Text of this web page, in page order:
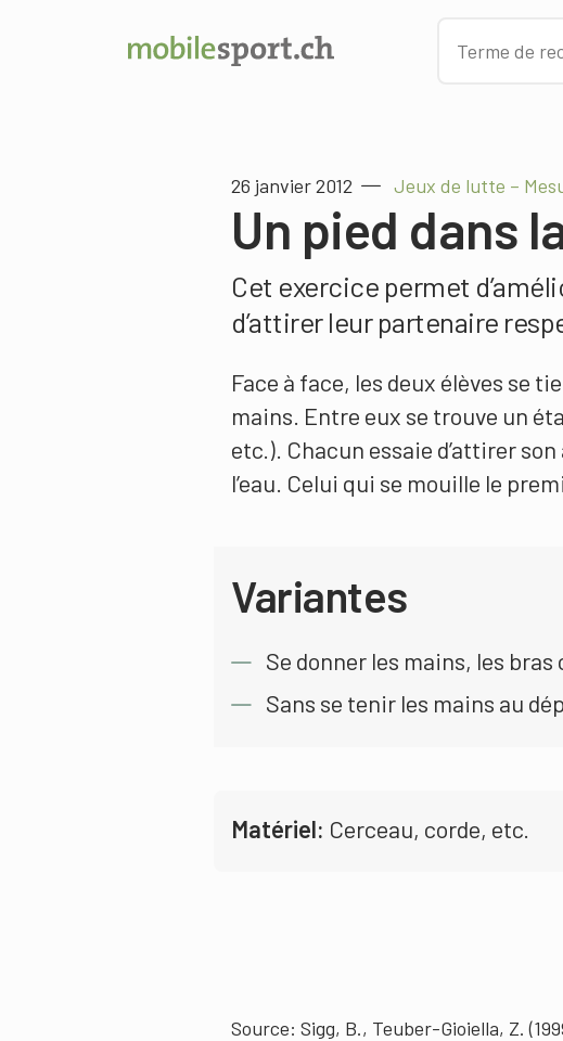
26 janvier 2012 Jeux de lutte –
Un pied dans
Cet exercice permet
d’attirer leur partenaire
Face à face, les deux élèves se
mains. Entre eux se trouve un
etc.). Chacun essaie d’attirer
l’eau. Celui qui se mouille le
Variantes
Se donner les mains, les bras
Sans se tenir les mains au
Matériel: Cerceau, corde, etc.
Source: Sigg, B., Teuber-Gioiella, Z.